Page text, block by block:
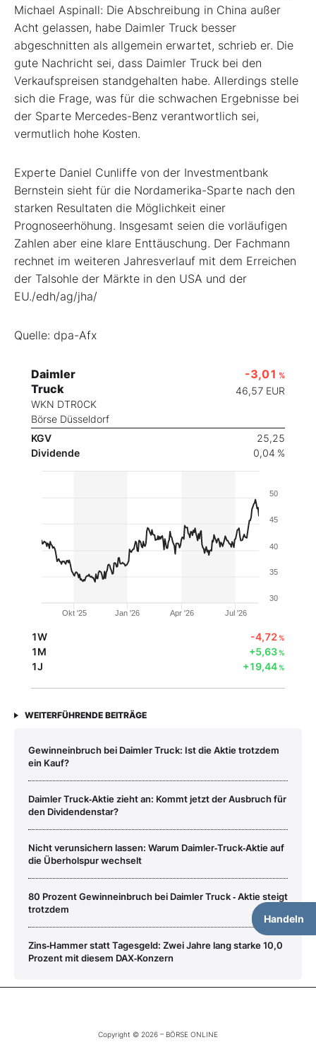
Michael Aspinall: Die Abschreibung in China außer
Acht gelassen, habe Daimler Truck besser
abgeschnitten als allgemein erwartet, schrieb er. Die
gute Nachricht sei, dass Daimler Truck bei den
Verkaufspreisen standgehalten habe. Allerdings stelle
sich die Frage, was für die schwachen Ergebnisse bei
der Sparte Mercedes-Benz verantwortlich sei,
vermutlich hohe Kosten.
Experte Daniel Cunliffe von der Investmentbank
Bernstein sieht für die Nordamerika-Sparte nach den
starken Resultaten die Möglichkeit einer
Prognoseerhöhung. Insgesamt seien die vorläufigen
Zahlen aber eine klare Enttäuschung. Der Fachmann
rechnet im weiteren Jahresverlauf mit dem Erreichen
der Talsohle der Märkte in den USA und der
EU./edh/ag/jha/
Quelle: dpa-Afx
Daimler
Truck
WKN DTR0CK
Börse Düsseldorf
-3,01 %
46,57 EUR
KGV
25,25
Dividende
0,04 %
Handeln
Okt '25 Jan '26 Apr '26 Jul '26
30
35
40
45
50
1W -4,72%
1M +5,63%
1J +19,44%
WEITERFÜHRENDE BEITRÄGE
Gewinneinbruch bei Daimler Truck: Ist die Aktie trotzdem
ein Kauf?
Daimler Truck‑Aktie zieht an: Kommt jetzt der Ausbruch für
den Dividendenstar?
Nicht verunsichern lassen: Warum Daimler‑Truck‑Aktie auf
die Überholspur wechselt
80 Prozent Gewinneinbruch bei Daimler Truck ‑ Aktie steigt
trotzdem
Zins‑Hammer statt Tagesgeld: Zwei Jahre lang starke 10,0
Prozent mit diesem DAX‑Konzern
Copyright © 2026 – BÖRSE ONLINE